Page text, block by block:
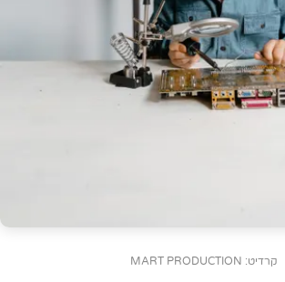
קרדיט: MART PRODUCTION